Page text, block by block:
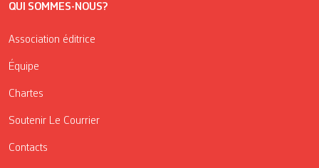
QUI SOMMES-NOUS?
Association éditrice
Équipe
Chartes
Soutenir Le Courrier
Contacts